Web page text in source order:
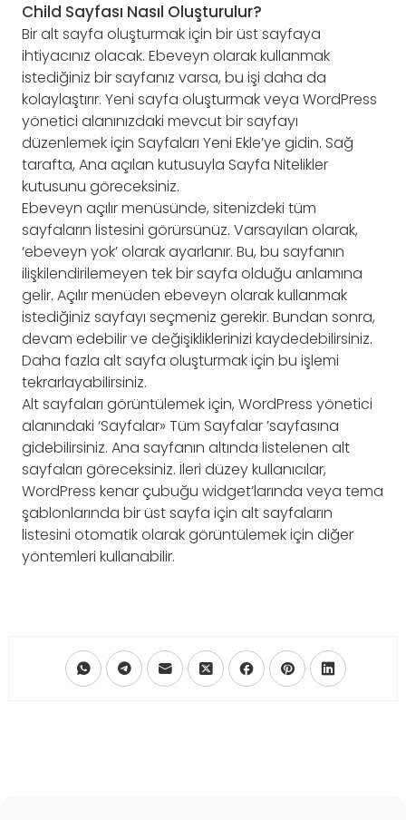
Child Sayfası Nasıl Oluşturulur?
Bir alt sayfa oluşturmak için bir üst sayfaya
ihtiyacınız olacak. Ebeveyn olarak kullanmak
istediğiniz bir sayfanız varsa, bu işi daha da
kolaylaştırır. Yeni sayfa oluşturmak veya WordPress
yönetici alanınızdaki mevcut bir sayfayı
düzenlemek için Sayfaları Yeni Ekle’ye gidin. Sağ
tarafta, Ana açılan kutusuyla Sayfa Nitelikler
kutusunu göreceksiniz.
Ebeveyn açılır menüsünde, sitenizdeki tüm
sayfaların listesini görürsünüz. Varsayılan olarak,
‘ebeveyn yok’ olarak ayarlanır. Bu, bu sayfanın
ilişkilendirilemeyen tek bir sayfa olduğu anlamına
gelir. Açılır menüden ebeveyn olarak kullanmak
istediğiniz sayfayı seçmeniz gerekir. Bundan sonra,
devam edebilir ve değişikliklerinizi kaydedebilirsiniz.
Daha fazla alt sayfa oluşturmak için bu işlemi
tekrarlayabilirsiniz.
Alt sayfaları görüntülemek için, WordPress yönetici
alanındaki ‘Sayfalar» Tüm Sayfalar ’sayfasına
gidebilirsiniz. Ana sayfanın altında listelenen alt
sayfaları göreceksiniz. İleri düzey kullanıcılar,
WordPress kenar çubuğu widget’larında veya tema
şablonlarında bir üst sayfa için alt sayfaların
listesini otomatik olarak görüntülemek için diğer
yöntemleri kullanabilir.